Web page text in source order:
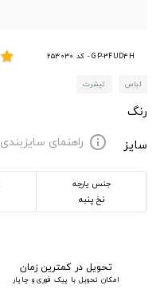
GP-3FUD4H - کد 253030 star
لباس تیشرت
رنگ
سایز
info راهنمای سایزبندی
جنس پارچه
نخ پنبه
تحویل در کمترین زمان
امکان تحویل با پیک فوری و چاپار